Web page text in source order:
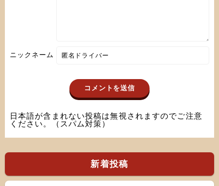
ニックネーム
日本語が含まれない投稿は無視されますのでご注意
ください。（スパム対策）
新着投稿